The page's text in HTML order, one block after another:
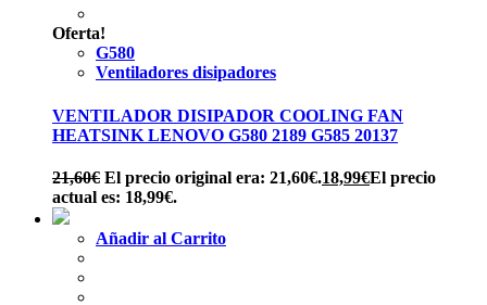
Oferta!
G580
Ventiladores disipadores
VENTILADOR DISIPADOR COOLING FAN
HEATSINK LENOVO G580 2189 G585 20137
21,60€ El precio original era: 21,60€.18,99€El precio
actual es: 18,99€.
Añadir al Carrito